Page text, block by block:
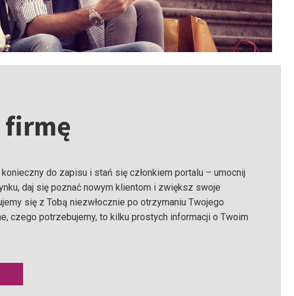
firmę
konieczny do zapisu i stań się członkiem portalu – umocnij
daj się poznać nowym klientom i zwiększ swoje
się z Tobą niezwłocznie po otrzymaniu Twojego
czego potrzebujemy, to kilku prostych informacji o Twoim